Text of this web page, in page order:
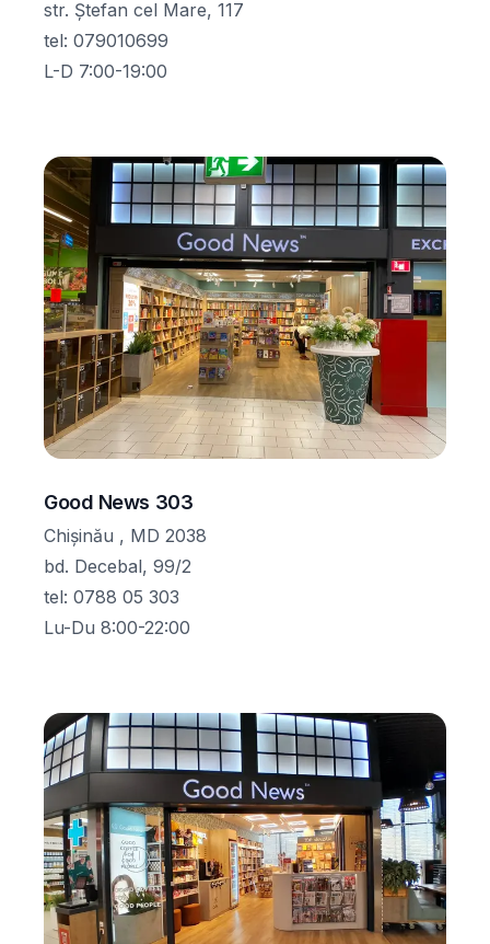
str. Ștefan cel Mare, 117
tel: 079010699
L-D 7:00-19:00
Good News 303
Chișinău , MD 2038
bd. Decebal, 99/2
tel: 0788 05 303
Lu-Du 8:00-22:00